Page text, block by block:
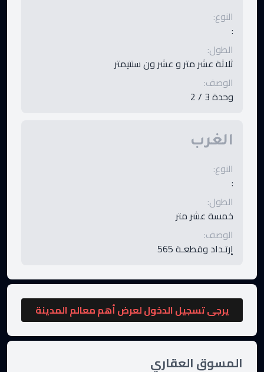
النوع:
:
الطول:
ثلاثة عشر متر و عشر ون سنتيمتر
الوصف:
وحدة 3 / 2
الغرب
النوع:
:
الطول:
خمسة عشر متر
الوصف:
إرتـداد وقطعـة 565
يرجى تسجيل الدخول لعرض أهم معالم المدينة
المسوق العقاري